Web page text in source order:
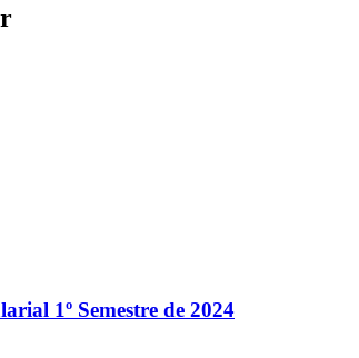
1º Semestre de 2024